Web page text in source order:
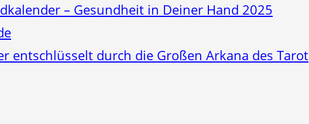
– Gesundheit in Deiner Hand 2025
entschlüsselt durch die Großen Arkana des Tarot